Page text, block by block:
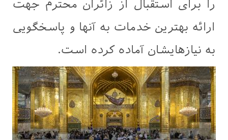
را برای استقبال از زائران محترم جهت
ارائه بهترین خدمات به آنها و پاسخگویی
به نیازهایشان آماده کرده است.